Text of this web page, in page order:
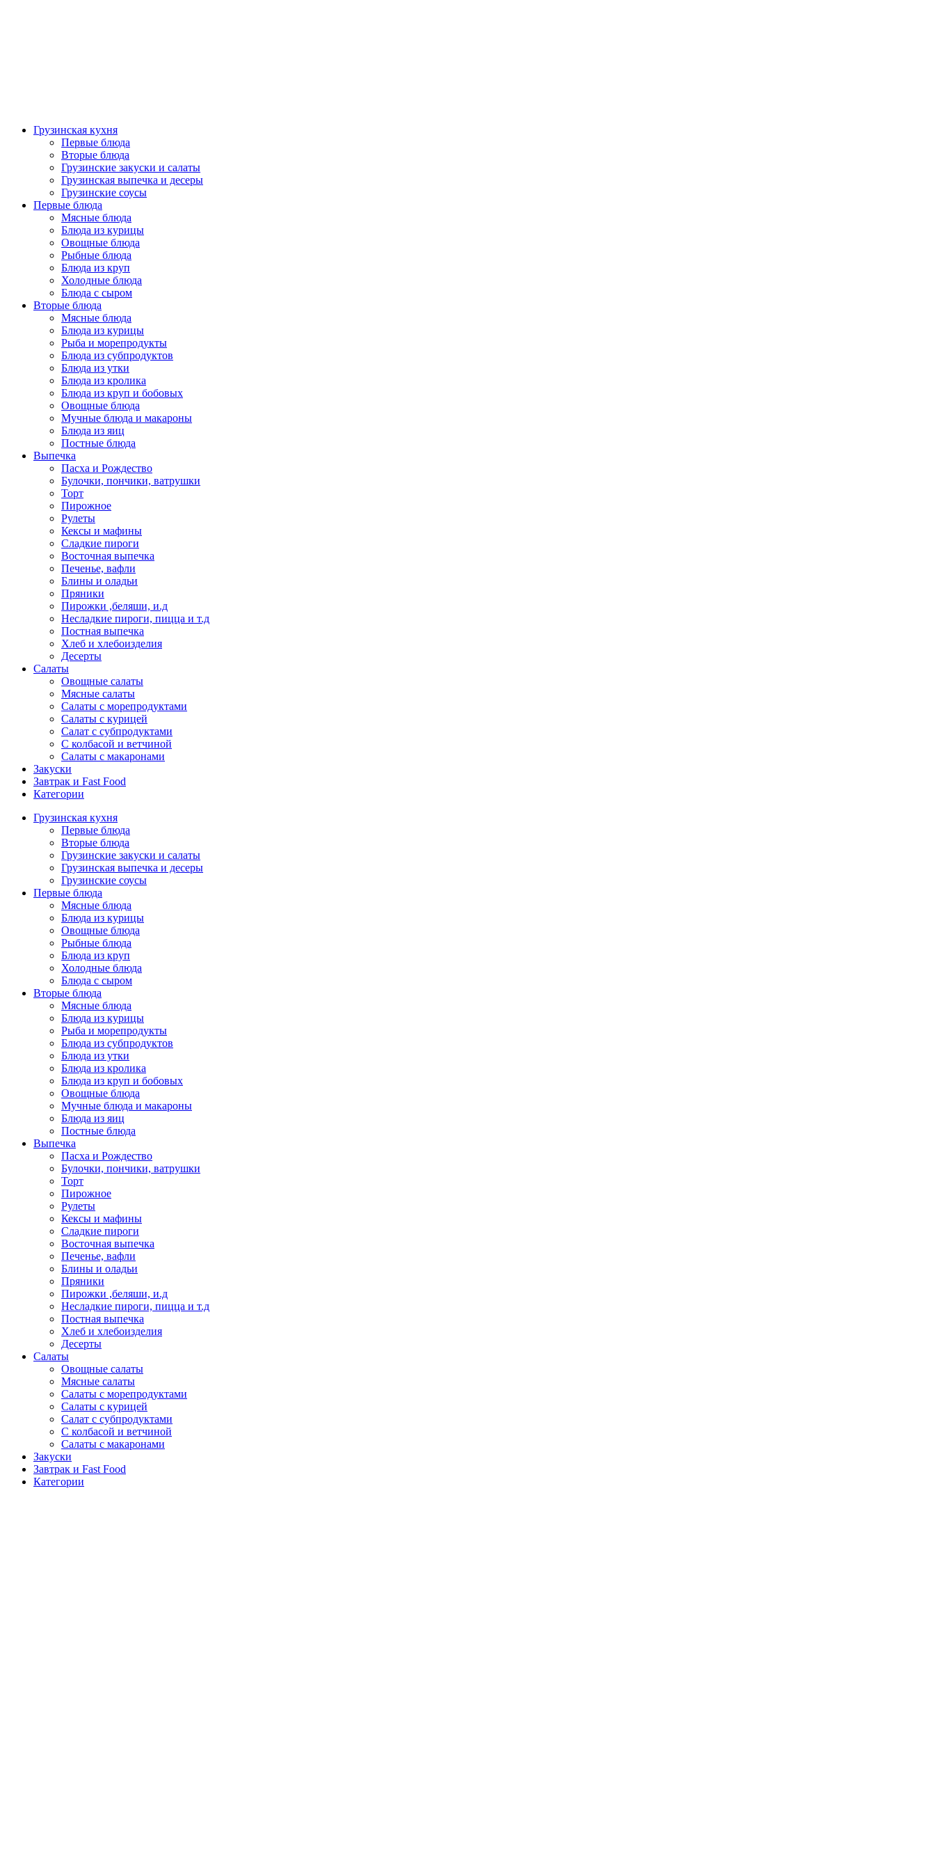
Грузинская кухня
Первые блюда
Вторые блюда
Грузинские закуски и салаты
Грузинская выпечка и десеры
Грузинские соусы
Первые блюда
Мясные блюда
Блюда из курицы
Овощные блюда
Рыбные блюда
Блюда из круп
Холодные блюда
Блюда с сыром
Вторые блюда
Мясные блюда
Блюда из курицы
Рыба и морепродукты
Блюда из субпродуктов
Блюда из утки
Блюда из кролика
Блюда из круп и бобовых
Овощные блюда
Мучные блюда и макароны
Блюда из яиц
Постные блюда
Выпечка
Пасха и Рождество
Булочки, пончики, ватрушки
Торт
Пирожное
Рулеты
Кексы и мафины
Сладкие пироги
Восточная выпечка
Печенье, вафли
Блины и оладьи
Пряники
Пирожки ,беляши, и.д
Несладкие пироги, пицца и т.д
Постная выпечка
Хлеб и хлебоизделия
Десерты
Салаты
Овощные салаты
Мясные салаты
Салаты с морепродуктами
Салаты с курицей
Салат с субпродуктами
С колбасой и ветчиной
Салаты с макаронами
Закуски
Завтрак и Fast Food
Категории
Грузинская кухня
Первые блюда
Вторые блюда
Грузинские закуски и салаты
Грузинская выпечка и десеры
Грузинские соусы
Первые блюда
Мясные блюда
Блюда из курицы
Овощные блюда
Рыбные блюда
Блюда из круп
Холодные блюда
Блюда с сыром
Вторые блюда
Мясные блюда
Блюда из курицы
Рыба и морепродукты
Блюда из субпродуктов
Блюда из утки
Блюда из кролика
Блюда из круп и бобовых
Овощные блюда
Мучные блюда и макароны
Блюда из яиц
Постные блюда
Выпечка
Пасха и Рождество
Булочки, пончики, ватрушки
Торт
Пирожное
Рулеты
Кексы и мафины
Сладкие пироги
Восточная выпечка
Печенье, вафли
Блины и оладьи
Пряники
Пирожки ,беляши, и.д
Несладкие пироги, пицца и т.д
Постная выпечка
Хлеб и хлебоизделия
Десерты
Салаты
Овощные салаты
Мясные салаты
Салаты с морепродуктами
Салаты с курицей
Салат с субпродуктами
С колбасой и ветчиной
Салаты с макаронами
Закуски
Завтрак и Fast Food
Категории